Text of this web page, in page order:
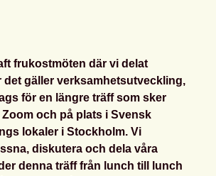
frukostmöten där vi delat
det gäller verksamhetsutveckling,
för en längre träff som sker
och på plats i Svensk
lokaler i Stockholm. Vi
diskutera och dela våra
denna träff från lunch till lunch